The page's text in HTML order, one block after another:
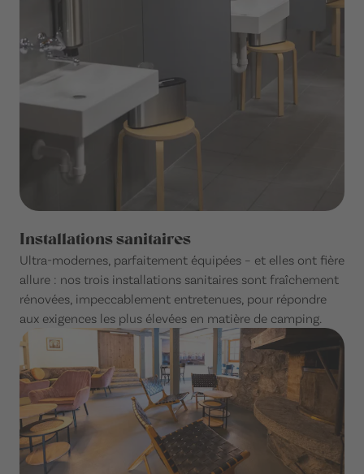
Installations sanitaires
Ultra-modernes, parfaitement équipées – et elles ont fière
allure : nos trois installations sanitaires sont fraîchement
rénovées, impeccablement entretenues, pour répondre
aux exigences les plus élevées en matière de camping.